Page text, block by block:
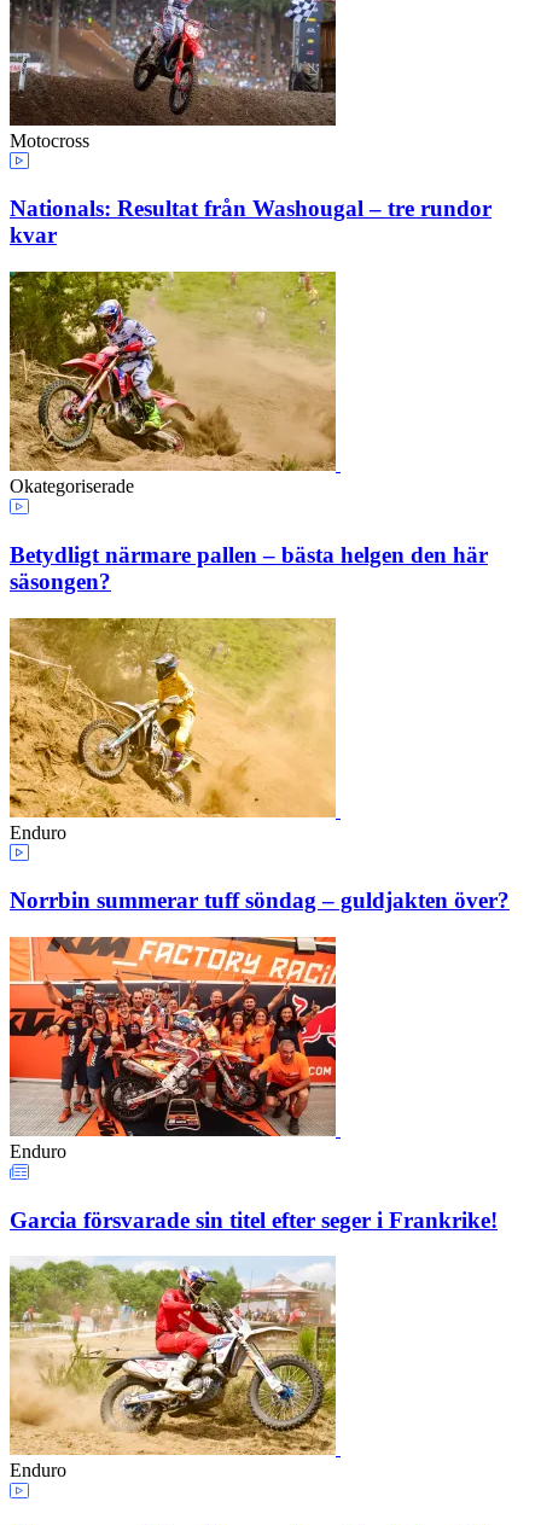
Motocross
Nationals: Resultat från Washougal – tre rundor
kvar
Okategoriserade
Betydligt närmare pallen – bästa helgen den här
säsongen?
Enduro
Norrbin summerar tuff söndag – guldjakten över?
Enduro
Garcia försvarade sin titel efter seger i Frankrike!
Enduro